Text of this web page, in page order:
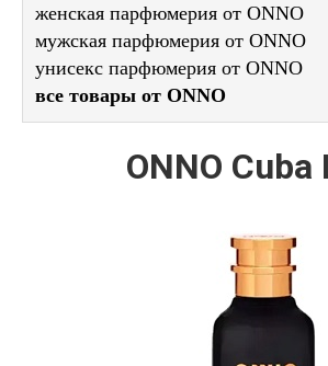
женская парфюмерия от ONNO
мужская парфюмерия от ONNO
унисекс парфюмерия от ONNO
все товары от ONNO
ONNO Cuba